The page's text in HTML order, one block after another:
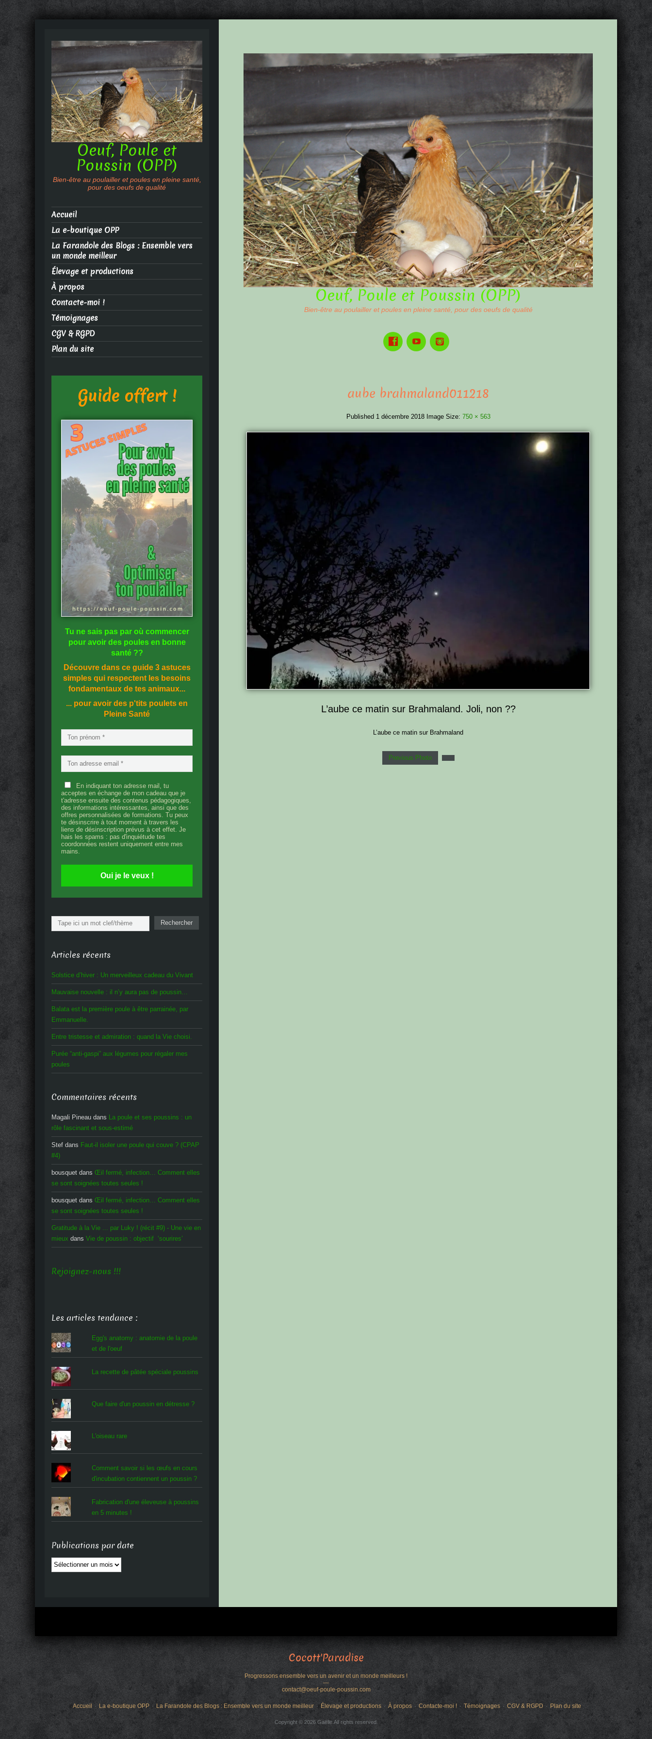
Oeuf, Poule et Poussin (OPP)
Bien-être au poulailler et poules en pleine santé, pour des oeufs de qualité
aube brahmaland011218
Published 1 décembre 2018 Image Size: 750 × 563
L’aube ce matin sur Brahmaland. Joli, non ??
L’aube ce matin sur Brahmaland
Previous Photo
Oeuf, Poule et
Poussin (OPP)
Bien-être au poulailler et poules en pleine santé,
pour des oeufs de qualité
Accueil
La e-boutique OPP
La Farandole des Blogs : Ensemble vers
un monde meilleur
Élevage et productions
À propos
Contacte-moi !
Témoignages
CGV & RGPD
Plan du site
Guide offert !
Tu ne sais pas par où commencer
pour avoir des poules en bonne
santé??
Découvre dans ce guide 3 astuces
simples qui respectent les besoins
fondamentaux de tes animaux...
... pour avoir des p'tits poulets en
Pleine Santé
En indiquant ton adresse mail, tu
acceptes en échange de mon cadeau que je
t'adresse ensuite des contenus pédagogiques,
des informations intéressantes, ainsi que des
offres personnalisées de formations. Tu peux
te désinscrire à tout moment à travers les
liens de désinscription prévus à cet effet. Je
hais les spams : pas d'inquiétude tes
coordonnées restent uniquement entre mes
mains.
Oui je le veux !
Rechercher Rechercher
Articles récents
Solstice d’hiver : Un merveilleux cadeau du Vivant
Mauvaise nouvelle : il n’y aura pas de poussin…
Balata est la première poule à être parrainée, par
Emmanuelle.
Entre tristesse et admiration : quand la Vie choisi.
Purée “anti-gaspi” aux légumes pour régaler mes
poules
Commentaires récents
Magali Pineau dans La poule et ses poussins : un
rôle fascinant et sous-estimé
Stef dans Faut-il isoler une poule qui couve ? (CPAP
#4)
bousquet dans Œil fermé, infection… Comment elles
se sont soignées toutes seules !
bousquet dans Œil fermé, infection… Comment elles
se sont soignées toutes seules !
Gratitude à la Vie ... par Luky ! (récit #9) - Une vie en
mieux dans Vie de poussin : objectif ‘sourires’
Rejoignez-nous !!!
Les articles tendance :
Egg's anatomy : anatomie de la poule
et de l'oeuf
La recette de pâtée spéciale poussins
Que faire d'un poussin en détresse ?
L'oiseau rare
Comment savoir si les œufs en cours
d'incubation contiennent un poussin ?
Fabrication d'une éleveuse à poussins
en 5 minutes !
Publications par date
Publications
par
Cocott'Paradise
Progressons ensemble vers un avenir et un monde meilleurs !
---
contact@oeuf-poule-poussin.com
Accueil La e-boutique OPP La Farandole des Blogs : Ensemble vers un monde meilleur Élevage et productions À propos Contacte-moi ! Témoignages CGV & RGPD Plan du site
Copyright © 2026 Gaëlle.All rights reserved.